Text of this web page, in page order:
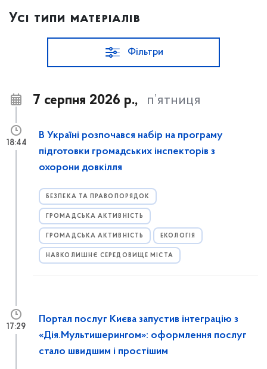
Усі типи матеріалів
Фільтри
7 серпня 2026 р., п’ятниця
В Україні розпочався набір на програму
підготовки громадських інспекторів з
охорони довкілля
БЕЗПЕКА ТА ПРАВОПОРЯДОК
ГРОМАДСЬКА АКТИВНІСТЬ
ГРОМАДСЬКА АКТИВНІСТЬ ЕКОЛОГІЯ
НАВКОЛИШНЄ СЕРЕДОВИЩЕ МІСТА
18:44
Портал послуг Києва запустив інтеграцію з
«Дія.Мультишерингом»: оформлення послуг
стало швидшим і простішим
17:29